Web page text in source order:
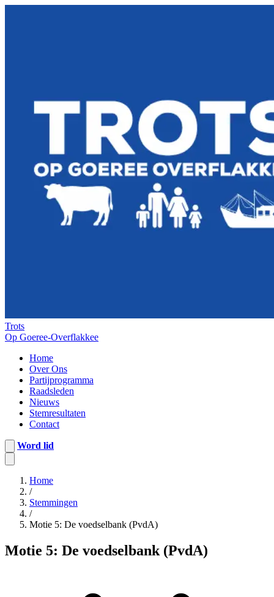
Trots
Op Goeree-Overflakkee
Home
Over Ons
Partijprogramma
Raadsleden
Nieuws
Stemresultaten
Contact
Word lid
Home
/
Stemmingen
/
Motie 5: De voedselbank (PvdA)
Motie 5: De voedselbank (PvdA)